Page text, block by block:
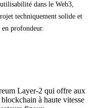
dans le Web3,
techniquement solide et
profondeur.
Layer-2 qui offre aux
à haute vitesse